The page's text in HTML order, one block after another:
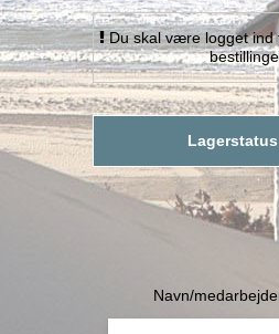
Du skal være logget ind
Navn/